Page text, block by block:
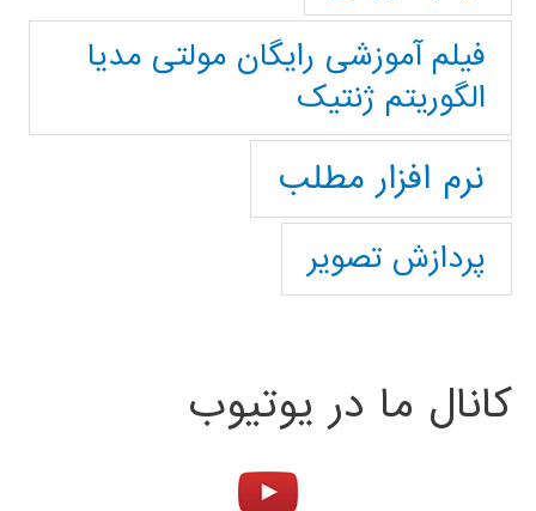
فیلم آموزشی رایگان مولتی مدیا
الگوریتم ژنتیک
نرم افزار مطلب
پردازش تصویر
کانال ما در یوتیوب